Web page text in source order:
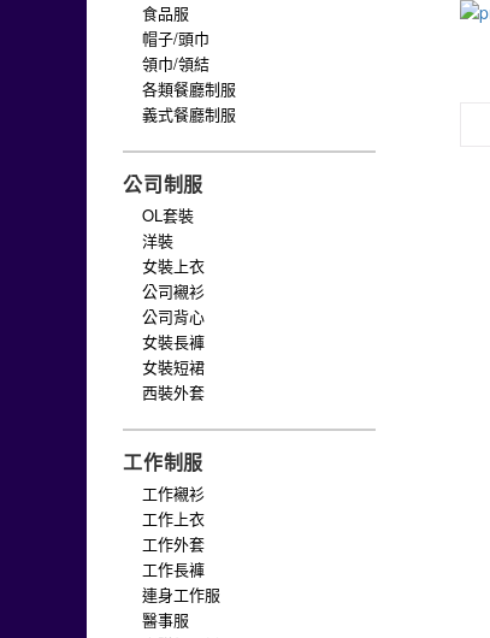
食品服
帽子/頭巾
領巾/領結
各類餐廳制服
義式餐廳制服
公司制服
OL套裝
洋裝
女裝上衣
公司襯衫
公司背心
女裝長褲
女裝短裙
西裝外套
工作制服
工作襯衫
工作上衣
工作外套
工作長褲
連身工作服
醫事服